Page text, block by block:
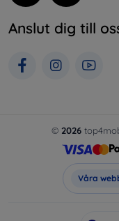
Anslut dig till
© 2026
Våra